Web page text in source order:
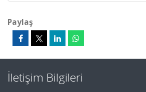
Paylaş
İletişim Bilgileri